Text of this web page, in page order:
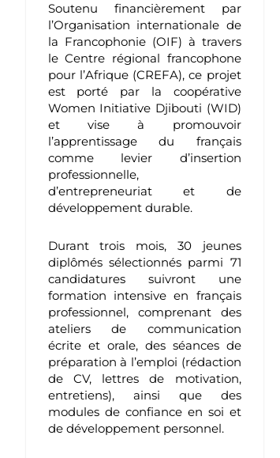
Soutenu financièrement par
l’Organisation internationale de
la Francophonie (OIF) à travers
le Centre régional francophone
pour l’Afrique (CREFA), ce projet
est porté par la coopérative
Women Initiative Djibouti (WID)
et vise à promouvoir
l’apprentissage du français
comme levier d’insertion
professionnelle,
d’entrepreneuriat et de
développement durable.
Durant trois mois, 30 jeunes
diplômés sélectionnés parmi 71
candidatures suivront une
formation intensive en français
professionnel, comprenant des
ateliers de communication
écrite et orale, des séances de
préparation à l’emploi (rédaction
de CV, lettres de motivation,
entretiens), ainsi que des
modules de confiance en soi et
de développement personnel.